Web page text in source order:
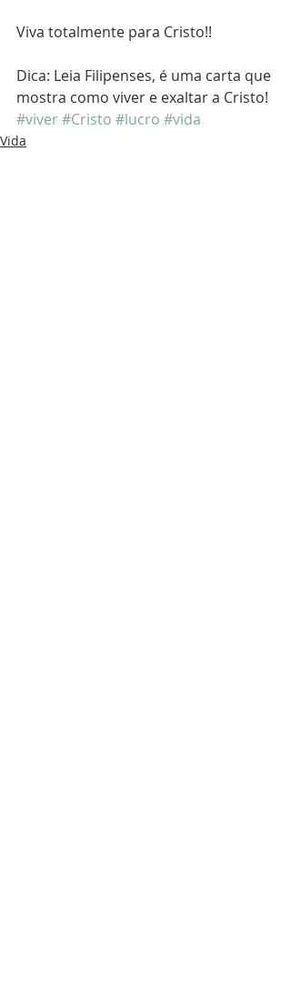
Viva totalmente para Cristo!!
Dica: Leia Filipenses, é uma carta que
mostra como viver e exaltar a Cristo!
#viver#Cristo #lucro #vida
Vida